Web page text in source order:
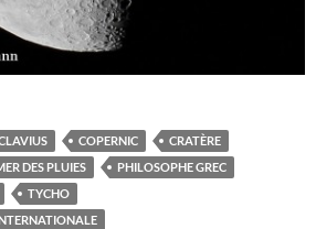
COPERNIC
CRATÈRE
DES PLUIES
PHILOSOPHE GREC
TYCHO